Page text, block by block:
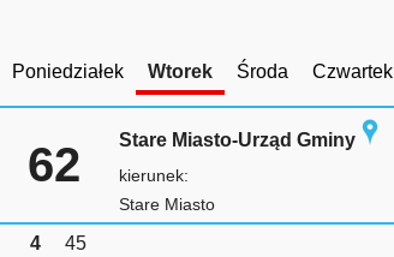
Poniedziałek Wtorek Środa Czwartek
62 Stare Miasto-Urząd Gminy
kierunek:
Stare Miasto
4
45